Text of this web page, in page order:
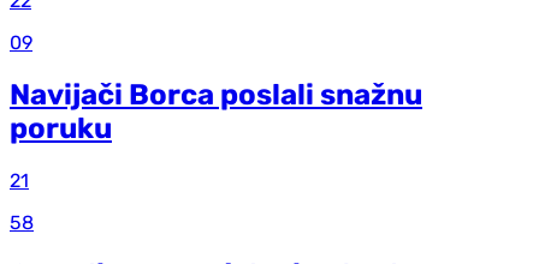
09
Navijači Borca poslali snažnu
poruku
21
58